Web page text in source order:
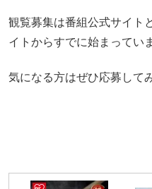
観覧募集は番組公式サイト
イトからすでに始まってい
気になる方はぜひ応募して